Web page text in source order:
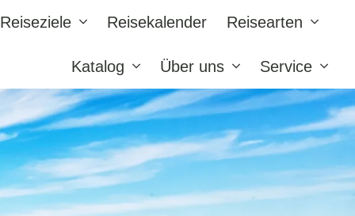
Reiseziele Reisekalender Reisearten
Katalog Über uns Service